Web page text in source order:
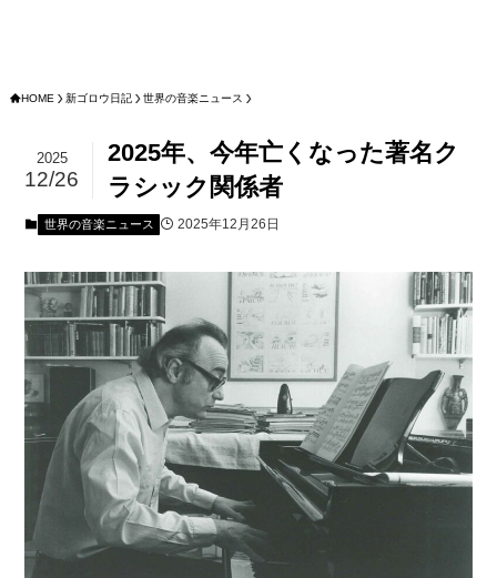
HOME 新ゴロウ日記 世界の音楽ニュース
2025年、今年亡くなった著名ク
ラシック関係者
2025
12/26
世界の音楽ニュース 2025年12月26日